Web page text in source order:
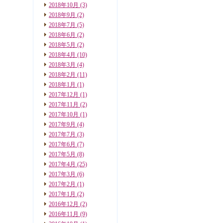
2018年10月 (3)
2018年9月 (2)
2018年7月 (5)
2018年6月 (2)
2018年5月 (2)
2018年4月 (10)
2018年3月 (4)
2018年2月 (11)
2018年1月 (1)
2017年12月 (1)
2017年11月 (2)
2017年10月 (1)
2017年9月 (4)
2017年7月 (3)
2017年6月 (7)
2017年5月 (8)
2017年4月 (25)
2017年3月 (6)
2017年2月 (1)
2017年1月 (2)
2016年12月 (2)
2016年11月 (9)